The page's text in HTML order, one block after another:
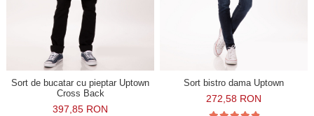
Sort de bucatar cu pieptar Uptown
Cross Back
397,85 RON
Sort bistro dama Uptown
272,58 RON